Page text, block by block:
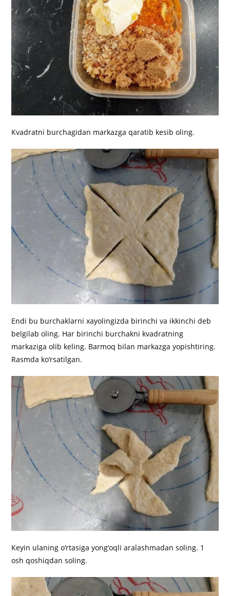
Kvadratni burchagidan markazga qaratib kesib oling.
Endi bu burchaklarni xayolingizda birinchi va ikkinchi deb
belgilab oling. Har birinchi burchakni kvadratning
markaziga olib keling. Barmoq bilan markazga yopishtiring.
Rasmda ko‘rsatilgan.
Keyin ulaning o‘rtasiga yong‘oqli aralashmadan soling. 1
osh qoshiqdan soling.